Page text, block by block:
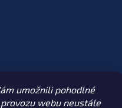
umožnili pohodlné
webu neustále